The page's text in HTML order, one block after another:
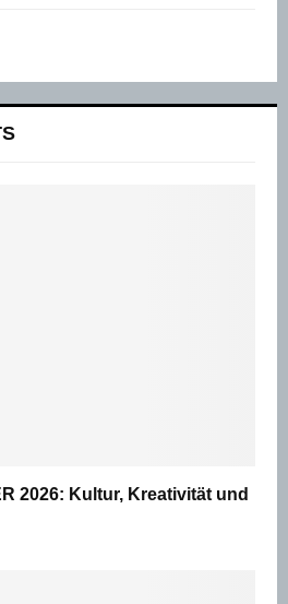
2026: Kultur, Kreativität und